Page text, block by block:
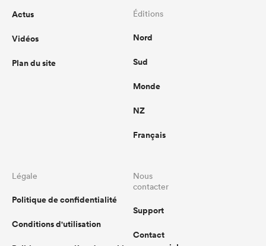
Actus
Vidéos
Plan du site
Éditions
Nord
Sud
Monde
NZ
Français
Légale
Politique de confidentialité
Conditions d'utilisation
Nous
contacter
Support
Contact